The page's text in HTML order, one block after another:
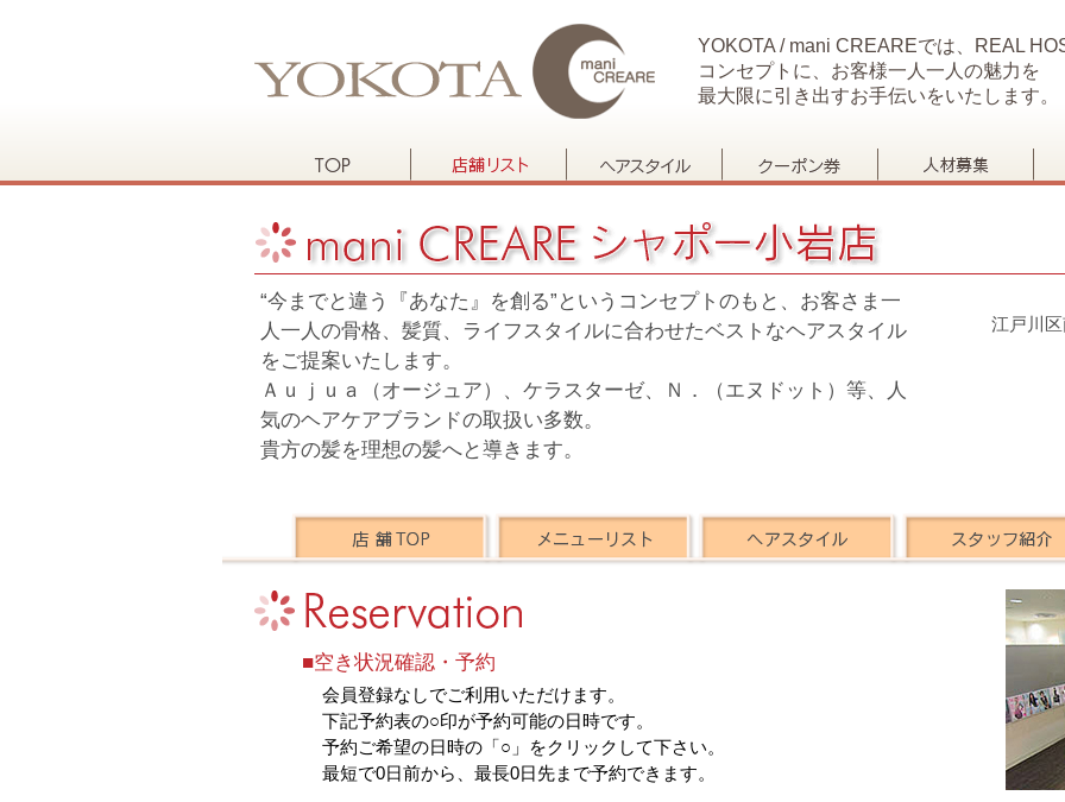
YOKOTA / mani CREAREでは、REAL
コンセプトに、お客様一人一人の魅力を
最大限に引き出すお手伝いをいたします。
“今までと違う『あなた』を創る”というコンセプトのもと、お客さま一
人一人の骨格、髪質、ライフスタイルに合わせたベストなヘアスタイル
をご提案いたします。
Ａｕｊｕａ（オージュア）、ケラスターゼ、Ｎ．（エヌドット）等、人
気のヘアケアブランドの取扱い多数。
貴方の髪を理想の髪へと導きます。
江戸川
■空き状況確認・予約
会員登録なしでご利用いただけます。
下記予約表の○印が予約可能の日時です。
予約ご希望の日時の「○」をクリックして下さい。
最短で0日前から、最長0日先まで予約できます。